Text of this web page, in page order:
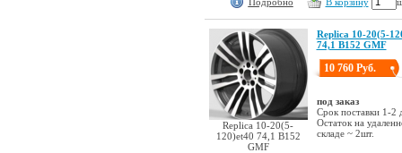
Replica 10-20(5-
120)et40 74,1 B152
GMF
Replica 10-20(5-
74,1 B152 GMF
10 760 Руб.
под заказ
Срок поставки 1-2
Остаток на
складе ~ 2шт.